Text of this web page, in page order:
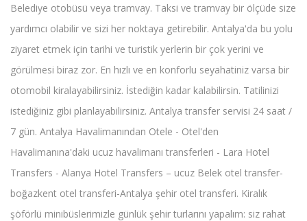
Belediye otobüsü veya tramvay. Taksi ve tramvay bir ölçüde size
yardımcı olabilir ve sizi her noktaya getirebilir. Antalya'da bu yolu
ziyaret etmek için tarihi ve turistik yerlerin bir çok yerini ve
görülmesi biraz zor. En hızlı ve en konforlu seyahatiniz varsa bir
otomobil kiralayabilirsiniz. İstediğin kadar kalabilirsin. Tatilinizi
istediğiniz gibi planlayabilirsiniz. Antalya transfer servisi 24 saat /
7 gün. Antalya Havalimanından Otele - Otel'den
Havalimanına'daki ucuz havalimanı transferleri - Lara Hotel
Transfers - Alanya Hotel Transfers – ucuz Belek otel transfer-
boğazkent otel transferi-Antalya şehir otel transferi. Kiralık
şöförlü minibüslerimizle günlük şehir turlarını yapalım: siz rahat